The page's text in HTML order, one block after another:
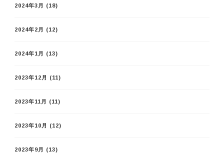
2024年3月 (18)
2024年2月 (12)
2024年1月 (13)
2023年12月 (11)
2023年11月 (11)
2023年10月 (12)
2023年9月 (13)